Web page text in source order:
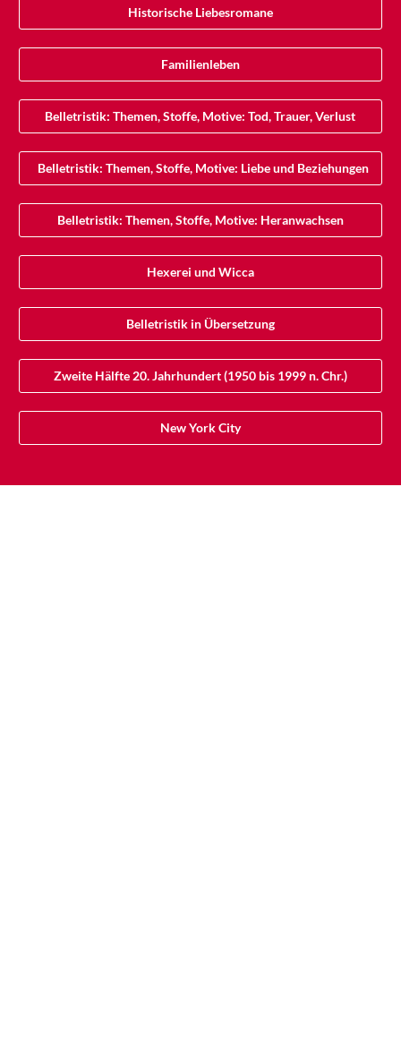
Historische Liebesromane
Familienleben
Belletristik: Themen, Stoffe, Motive: Tod, Trauer, Verlust
Belletristik: Themen, Stoffe, Motive: Liebe und Beziehungen
Belletristik: Themen, Stoffe, Motive: Heranwachsen
Hexerei und Wicca
Belletristik in Übersetzung
Zweite Hälfte 20. Jahrhundert (1950 bis 1999 n. Chr.)
New York City